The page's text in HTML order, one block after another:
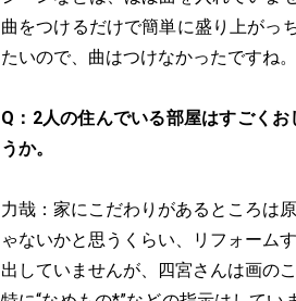
曲をつけるだけで簡単に盛り上がっ
たいので、曲はつけなかったですね。
Q：2人の住んでいる部屋はすごく
うか。
力哉：家にこだわりがあるところは
ゃないかと思うくらい、リフォーム
出していませんが、四宮さんは画の